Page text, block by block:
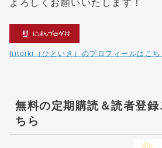
よろしくお願いいたします！
hitoiki（ひといき）のプロフィールはこち
無料の定期購読＆読者登録
ちら